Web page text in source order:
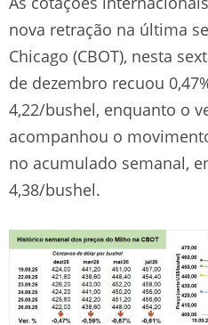
nova retração na última
Chicago (CBOT), nesta
de dezembro recuou
4,22/bushel, enquanto o
acompanhou o
no acumulado semanal,
4,38/bushel.